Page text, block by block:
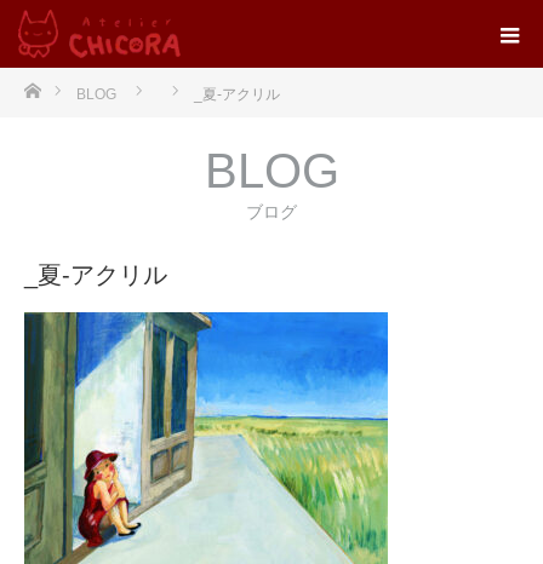
ホームBLOG _夏-アクリル
BLOG
ブログ
_夏-アクリル